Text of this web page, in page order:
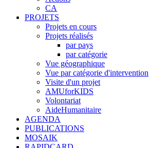
CA
PROJETS
Projets en cours
Projets réalisés
par pays
par catégorie
Vue géographique
Vue par catégorie d'intervention
Visite d'un projet
AMUforKIDS
Volontariat
AideHumanitaire
AGENDA
PUBLICATIONS
MOSAIK